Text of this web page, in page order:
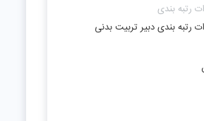
رتبه بندی
رتبه بندی دبیر تربیت بدنی